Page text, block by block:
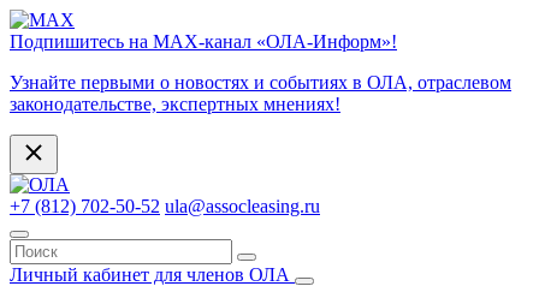
Подпишитесь на МАХ-канал «ОЛА-Информ»!
Узнайте первыми о новостях и событиях в ОЛА, отраслевом
законодательстве, экспертных мнениях!
+7 (812) 702-50-52 ula@assocleasing.ru
Личный кабинет для членов ОЛА